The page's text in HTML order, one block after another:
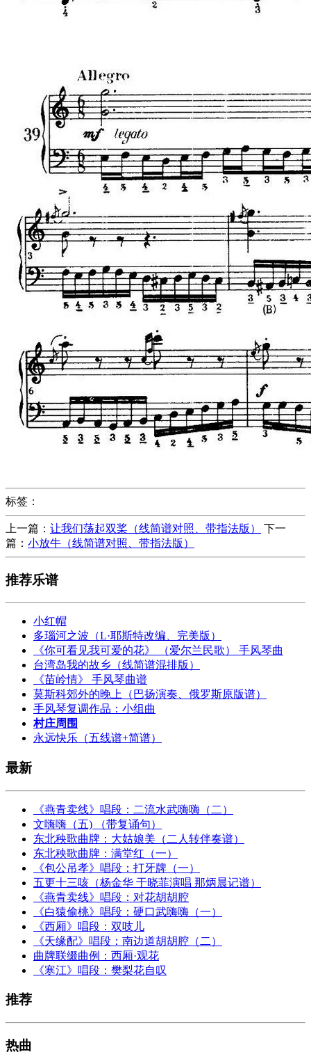
标签：
上一篇： 让我们荡起双桨（线简谱对照、带指法版）
下一
篇： 小放牛（线简谱对照、带指法版）
推荐乐谱
小红帽
多瑙河之波（L·耶斯特改编、完美版）
《你可看见我可爱的花》 （爱尔兰民歌） 手风琴曲
台湾岛我的故乡（线简谱混排版）
《苗岭情》 手风琴曲谱
莫斯科郊外的晚上（巴扬演奏、俄罗斯原版谱）
手风琴复调作品：小组曲
村庄周围
永远快乐（五线谱+简谱）
最新
《燕青卖线》唱段：二流水武嗨嗨（二）
文嗨嗨（五) （带复诵句）
东北秧歌曲牌：大姑娘美（二人转伴奏谱）
东北秧歌曲牌：满堂红（一）
《包公吊孝》唱段：打牙牌（一）
五更十三咳（杨金华 于晓菲演唱 那炳晨记谱）
《燕青卖线》唱段：对花胡胡腔
《白猿偷桃》唱段：硬口武嗨嗨（一）
《西厢》唱段：双吱儿
《天缘配》唱段：南边道胡胡腔（二）
曲牌联缀曲例：西厢·观花
《寒江》唱段：樊梨花自叹
推荐
热曲